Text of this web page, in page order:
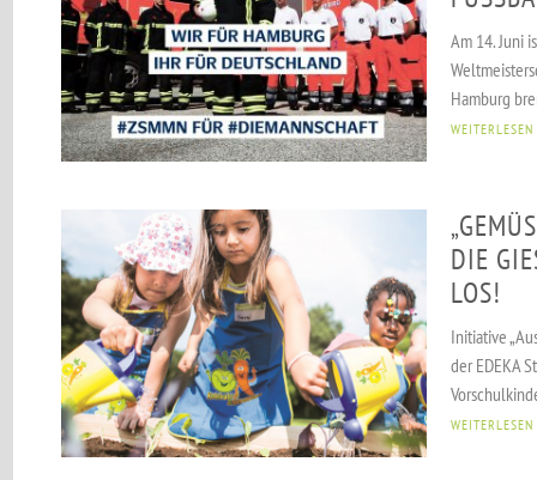
Am 14. Juni
Hamburg
WEITERLESEN
DIE
OS!
Initiative
der EDEKA
WEITERLESEN